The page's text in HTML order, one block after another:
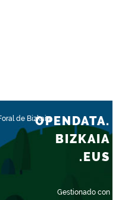
de Bizkaia
Gestionado con
OPENDATA.
BIZKAIA
.EUS